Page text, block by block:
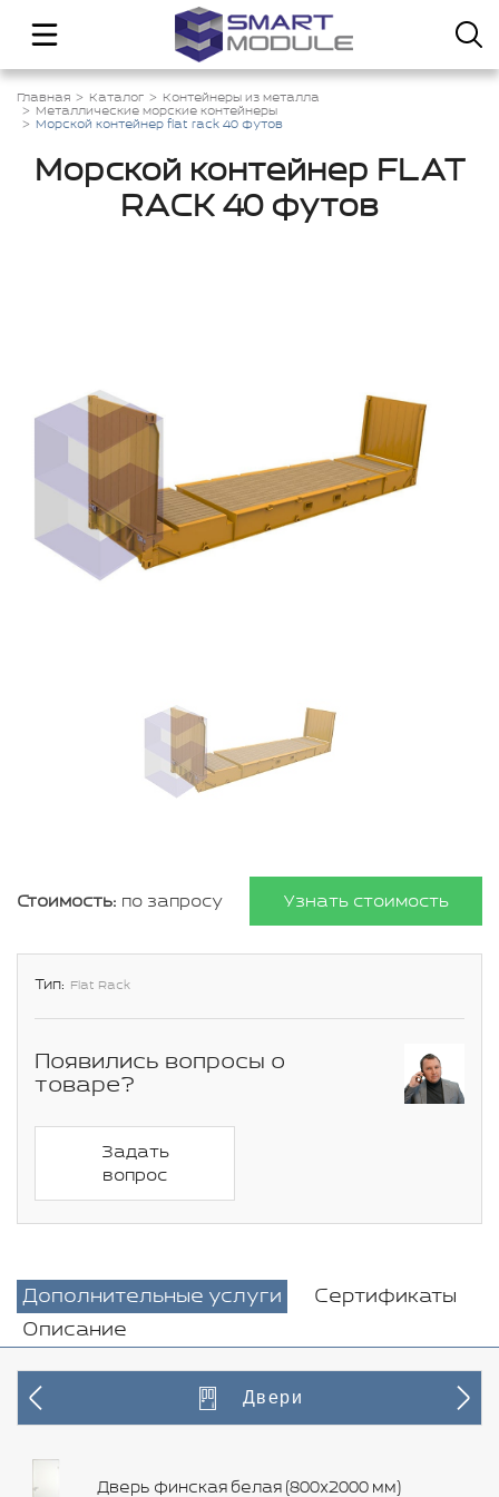
Главная Каталог
Контейнеры из металла
Металлические морские контейнеры
Морской контейнер flat rack 40 футов
Морской контейнер FLAT
RACK 40 футов
Стоимость: по запросу Узнать стоимость
Тип: Flat Rack
Появились вопросы о
товаре?
Задать
вопрос
Дополнительные услуги
Сертификаты
Описание
Двери
Дверь финская белая (800х2000 мм)